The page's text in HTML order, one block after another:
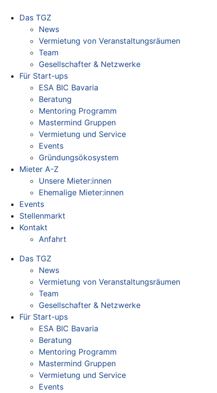
Das TGZ
News
Vermietung von Veranstaltungsräumen
Team
Gesellschafter & Netzwerke
Für Start-ups
ESA BIC Bavaria
Beratung
Mentoring Programm
Mastermind Gruppen
Vermietung und Service
Events
Gründungsökosystem
Mieter A-Z
Unsere Mieter:innen
Ehemalige Mieter:innen
Events
Stellenmarkt
Kontakt
Anfahrt
Das TGZ
News
Vermietung von Veranstaltungsräumen
Team
Gesellschafter & Netzwerke
Für Start-ups
ESA BIC Bavaria
Beratung
Mentoring Programm
Mastermind Gruppen
Vermietung und Service
Events